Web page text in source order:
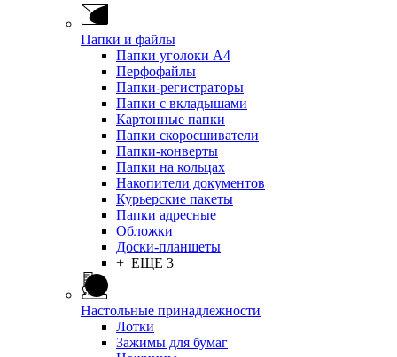
Папки и файлы
Папки уголоки А4
Перфофайлы
Папки-регистраторы
Папки с вкладышами
Картонные папки
Папки скоросшиватели
Папки-конверты
Папки на кольцах
Накопители документов
Курьерские пакеты
Папки адресные
Обложки
Доски-планшеты
+ ЕЩЕ 3
Настольные принадлежности
Лотки
Зажимы для бумаг